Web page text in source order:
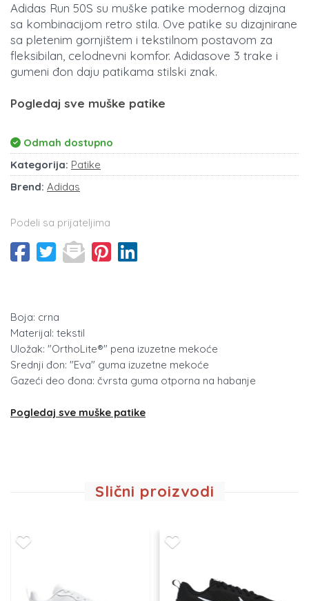
Adidas Run 50S su muške patike modernog dizajna
sa kombinacijom retro stila. Ove patike su dizajnirane
sa pletenim gornjištem i tekstilnom postavom za
fleksibilan, celodnevni komfor. Adidasove 3 trake i
gumeni đon daju patikama stilski znak.
Pogledaj sve muške patike
Odmah dostupno
Kategorija: Patike
Brend: Adidas
Podeli sa prijateljima
Boja: crna
Materijal: tekstil
Uložak: "OrthoLite®" pena izuzetne mekoće
Srednji đon: "Eva" guma izuzetne mekoće
Gazeći deo đona: čvrsta guma otporna na habanje
Pogledaj sve muške patike
Slični proizvodi